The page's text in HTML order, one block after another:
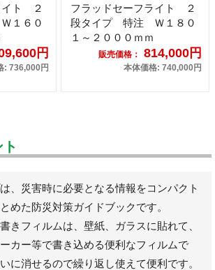
イト ２
１６０
円
: 736,000円
フラッドセーフライト ２
段タイプ 特注 Ｗ１８０
１～２０００ｍｍ
販売価格： 814,000円
本体価格: 740,000円
、災害時に必要となる情報をコンパクト
めた防災対策ガイドブックです。
きフィルムは、壁紙、ガラスに貼れて、
カー等で書き込める便利なフィルムで
に消せるので繰り返し使えて便利です。